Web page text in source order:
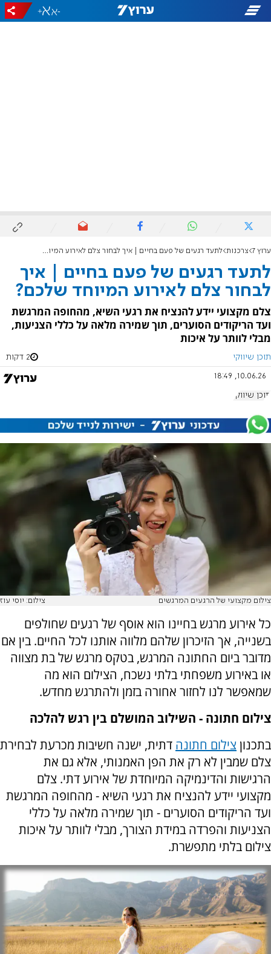
-
+
ערוץ 7 צרכנות לתעד רגעים של פעם בחיים | איך לבחור צלם לאירוע המיוחד שלכם?
לתעד רגעים של פעם בחיים | איך
לבחור צלם לאירוע המיוחד שלכם?
צלם מקצועי יידע להנציח את רגעי השיא, מהחופה המרגשת
ועד הריקודים הסוערים, תוך שמירה מלאה על כללי הצניעות,
מבלי לוותר על איכות
תוכן שיווקי 2 דקות
10.06.26, 18:49
תוכן שיווקי
צילום מקצועי של הרגעים המרגשים צילום: יוסי עוז
כל אירוע מרגש בחיינו הוא אוסף של רגעים שחולפים
בשנייה, אך הזיכרון שלהם מלווה אותנו לכל החיים. בין אם
מדובר ביום החתונה המרגש, בטקס מרגש של בת מצווה
או באירוע משפחתי בלתי נשכח, הצילום הוא מה
שמאפשר לנו לחזור אחורה בזמן ולהתרגש מחדש.
צילום חתונה - השילוב המושלם בין רגש להלכה
בתכנון צילום חתונה דתית, ישנה חשיבות מכרעת לבחירת
צלם שמבין לא רק את הפן האמנותי, אלא גם את
הרגישות והדינמיקה המיוחדת של אירוע דתי. צלם
מקצועי יידע להנציח את רגעי השיא - מהחופה המרגשת
ועד הריקודים הסוערים - תוך שמירה מלאה על כללי
הצניעות והפרדה במידת הצורך, מבלי לוותר על איכות
צילום בלתי מתפשרת.